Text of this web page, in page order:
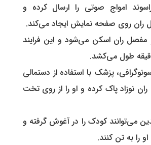
امواج صوتی را ارسال کرده و
ران روی صفحه نمایش ایجاد می‌کند.
مفصل ران اسکن می‌شود و این فرایند
پزشک با استفاده از دستمالی
ران نوزاد پاک کرده و او را از روی تخت
می‌توانند کودک را در آغوش گرفته و
را به تن کنند.